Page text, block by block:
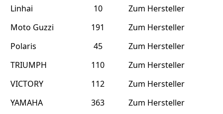
Linhai
10
Zum Hersteller
Moto Guzzi
191
Zum Hersteller
Polaris
45
Zum Hersteller
TRIUMPH
110
Zum Hersteller
VICTORY
112
Zum Hersteller
YAMAHA
363 Zum Hersteller